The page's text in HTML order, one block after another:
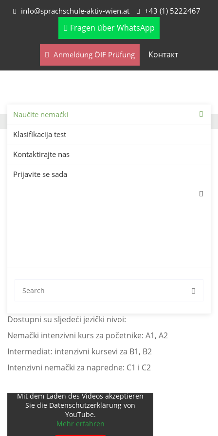
info@sprachschule-aktiv-wien.at +43 (1) 5222467
Fragen über WhatsApp
Anmeldung ÖIF Prüfung Контакт
Naučite nemački
Klasifikacija test
Kontaktirajte nas
Prijavite se sada
Dostupni su sljedeći jezički nivoi:
Nemački intenzivni kurs za početnike: A1, A2
Intermediat: intenzivni kursevi za B1, B2
Intenzivni nemački za napredne: C1 i C2
Mit dem Laden des Videos akzeptieren
Sie die Datenschutzerklärung von
YouTube.
Mehr erfahren